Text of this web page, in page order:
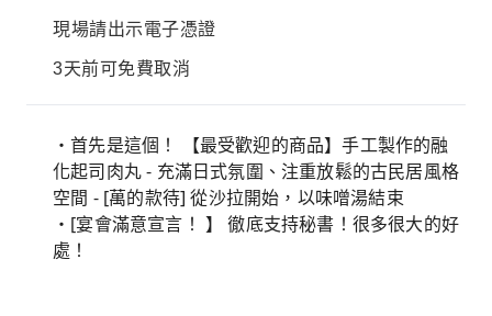
現場請出示電子憑證
3天前可免費取消
・首先是這個！ 【最受歡迎的商品】手工製作的融
化起司肉丸 - 充滿日式氛圍、注重放鬆的古民居風格
空間 - [萬的款待] 從沙拉開始，以味噌湯結束
・[宴會滿意宣言！ 】 徹底支持秘書！很多很大的好
處！